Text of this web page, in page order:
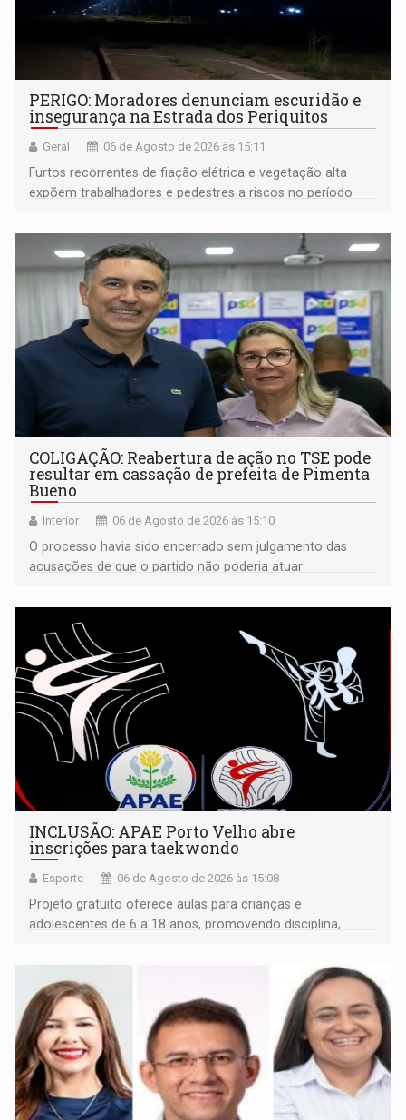
PERIGO: Moradores denunciam escuridão e
insegurança na Estrada dos Periquitos
Geral 06 de Agosto de 2026 às 15:11
Furtos recorrentes de fiação elétrica e vegetação alta
expõem trabalhadores e pedestres a riscos no período
COLIGAÇÃO: Reabertura de ação no TSE pode
resultar em cassação de prefeita de Pimenta
Bueno
Interior 06 de Agosto de 2026 às 15:10
O processo havia sido encerrado sem julgamento das
acusações de que o partido não poderia atuar
INCLUSÃO: APAE Porto Velho abre
inscrições para taekwondo
Esporte 06 de Agosto de 2026 às 15:08
Projeto gratuito oferece aulas para crianças e
adolescentes de 6 a 18 anos, promovendo disciplina,